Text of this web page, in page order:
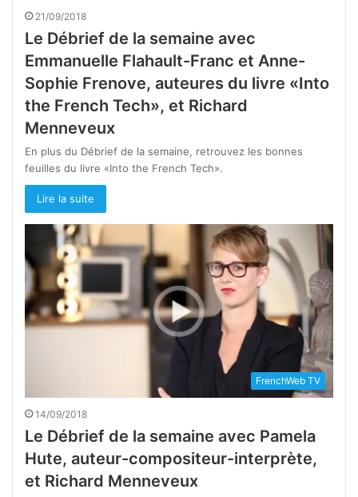
21/09/2018
Le Débrief de la semaine avec
Emmanuelle Flahault-Franc et Anne-
Sophie Frenove, auteures du livre «Into
the French Tech», et Richard
Menneveux
En plus du Débrief de la semaine, retrouvez les bonnes
feuilles du livre «Into the French Tech».
Lire la suite
FrenchWeb TV
14/09/2018
Le Débrief de la semaine avec Pamela
Hute, auteur-compositeur-interprète,
et Richard Menneveux